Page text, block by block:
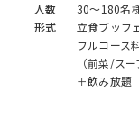
人数
30～180名
形式
立食ブッフ
フルコース
（前菜/ス
＋飲み放題